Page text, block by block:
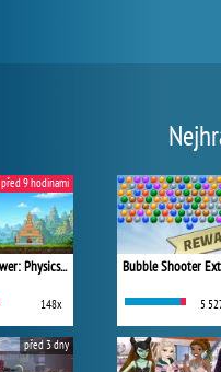
One Shot Tower: Physics Destroyer
148x
před 9 hodinami
před 3 dny
Bubble Shooter
5